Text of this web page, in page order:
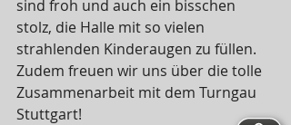
sind froh und auch ein bisschen
stolz, die Halle mit so vielen
strahlenden Kinderaugen zu füllen.
Zudem freuen wir uns über die tolle
Zusammenarbeit mit dem Turngau
Stuttgart!